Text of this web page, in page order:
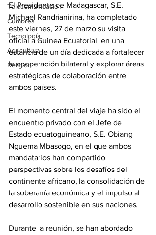
Telecomunicación
Cumbres
Tecnología
Agricultura
Religión
El Presidente de Madagascar, S.E.
Michael Randrianirina, ha completado
este viernes, 27 de marzo su visita
oficial a Guinea Ecuatorial, en una
estancia de un día dedicada a fortalecer
la cooperación bilateral y explorar áreas
estratégicas de colaboración entre
ambos países.
El momento central del viaje ha sido el
encuentro privado con el Jefe de
Estado ecuatoguineano, S.E. Obiang
Nguema Mbasogo, en el que ambos
mandatarios han compartido
perspectivas sobre los desafíos del
continente africano, la consolidación de
la soberanía económica y el impulso al
desarrollo sostenible en sus naciones.
Durante la reunión, se han abordado